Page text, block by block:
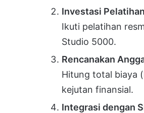
Investasi Pelatihan
Ikuti pelatihan
Studio 5000.
Rencanakan
Hitung total biaya
kejutan finansial.
Integrasi dengan